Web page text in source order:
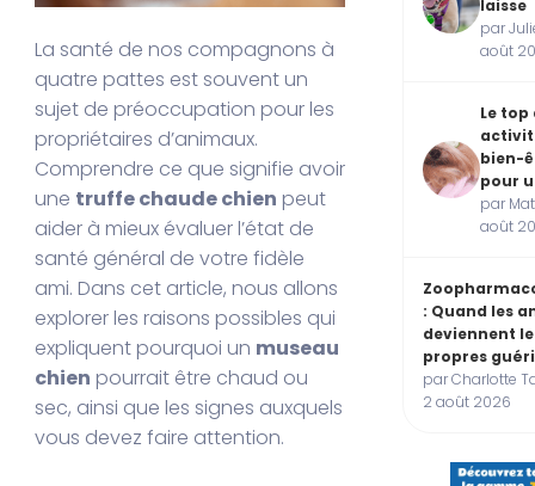
La santé de nos compagnons à
quatre pattes est souvent un
sujet de préoccupation pour les
propriétaires d’animaux.
Comprendre ce que signifie avoir
une truffe chaude chien peut
aider à mieux évaluer l’état de
santé général de votre fidèle
ami. Dans cet article, nous allons
explorer les raisons possibles qui
expliquent pourquoi un museau
chien pourrait être chaud ou
sec, ainsi que les signes auxquels
vous devez faire attention.
laisse
par
août
Le top
bien-
pour
par
août
: Quand les
deviennent
propres
par Charlotte
2 août 2026